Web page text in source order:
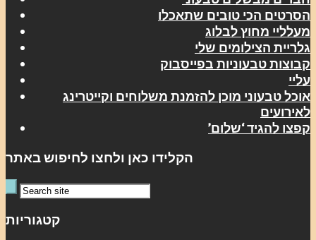
הסרטים הכי טובים שתאכלו
מעלליי מחוץ לבלוג
גלריית הצילומים שלי
קבוצות טבעוניות בפייסבוק
עליי
אוכל טבעוני מוכן להזמנת משלוחים וקייטרינג
לאירועים
קפצו להגיד ‘שלום’
הקלידו כאן ולחצו לחיפוש באתר
קטגוריות